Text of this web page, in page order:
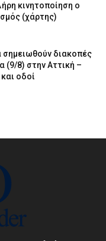
κινητοποίηση ο
(χάρτης)
διακοπές
(9/8) στην Αττική –
οδοί